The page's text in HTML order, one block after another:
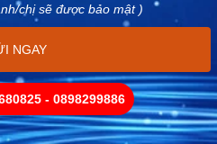
chị sẽ được bảo mật )
NGAY
- 0898299886